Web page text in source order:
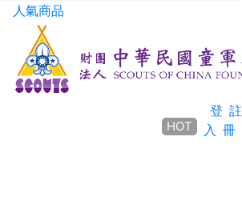
人氣商品
HOT
登
入
註
冊